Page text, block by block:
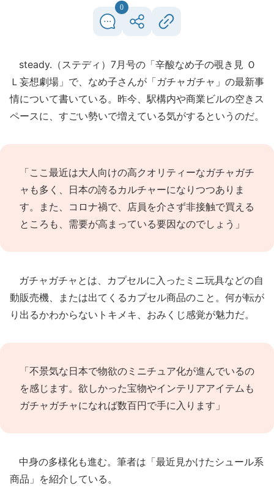
0
steady.（ステディ）7月号の「辛酸なめ子の覗き見 Ｏ
Ｌ妄想劇場」で、なめ子さんが「ガチャガチャ」の最新事
情について書いている。昨今、駅構内や商業ビルの空きス
ペースに、すごい勢いで増えている気がするというのだ。
「ここ最近は大人向けの高クオリティーなガチャガチ
ャも多く、日本の誇るカルチャーになりつつありま
す。また、コロナ禍で、店員を介さず非接触で買える
ところも、需要が高まっている要因なのでしょう」
ガチャガチャとは、カプセルに入ったミニ玩具などの自
動販売機、または出てくるカプセル商品のこと。何が転が
り出るかわからないトキメキ、おみくじ感覚が魅力だ。
「不景気な日本で物欲のミニチュア化が進んでいるの
を感じます。欲しかった宝物やインテリアアイテムも
ガチャガチャになれば数百円で手に入ります」
中身の多様化も進む。筆者は「最近見かけたシュール系
商品」を紹介している。